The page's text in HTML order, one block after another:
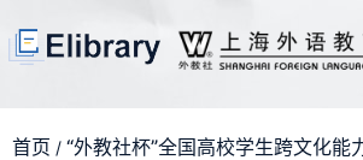
首页 / “外教社杯”全国高校学生跨文化能